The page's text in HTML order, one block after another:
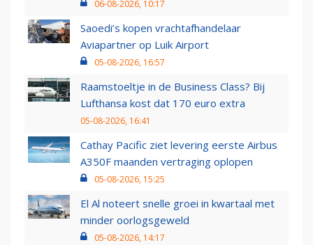
06-08-2026, 10:17
Saoedi’s kopen vrachtafhandelaar
Aviapartner op Luik Airport
05-08-2026, 16:57
Raamstoeltje in de Business Class? Bij
Lufthansa kost dat 170 euro extra
05-08-2026, 16:41
Cathay Pacific ziet levering eerste Airbus
A350F maanden vertraging oplopen
05-08-2026, 15:25
El Al noteert snelle groei in kwartaal met
minder oorlogsgeweld
05-08-2026, 14:17